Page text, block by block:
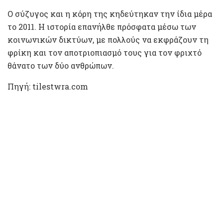
Ο σύζυγος και η κόρη της κηδεύτηκαν την ίδια μέρα
το 2011. Η ιστορία επανήλθε πρόσφατα μέσω των
κοινωνικών δικτύων, με πολλούς να εκφράζουν τη
φρίκη και τον αποτριοπιασμό τους για τον φριχτό
θάνατο των δύο ανθρώπων.
Πηγή: tilestwra.com